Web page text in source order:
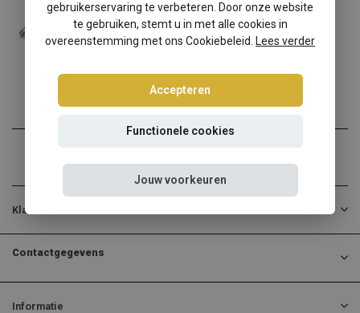
Seat Toledo 1L verlagen? ...
€268,95
Klantenservice
Contactgegevens
Informatie
gebruikerservaring te verbeteren. Door onze website
te gebruiken, stemt u in met alle cookies in
overeenstemming met ons Cookiebeleid.
Lees verder
Accepteren
Functionele cookies
Jouw voorkeuren